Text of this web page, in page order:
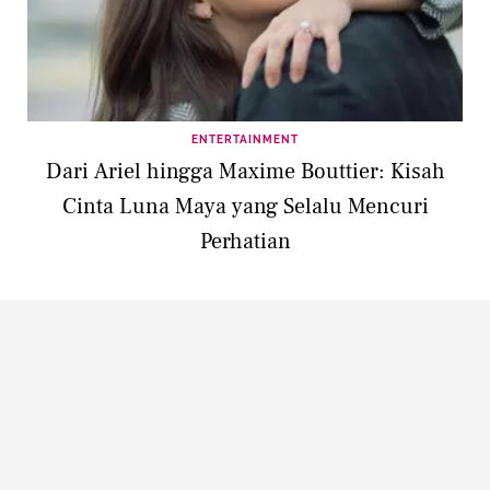
ENTERTAINMENT
Dari Ariel hingga Maxime Bouttier: Kisah
Cinta Luna Maya yang Selalu Mencuri
Perhatian